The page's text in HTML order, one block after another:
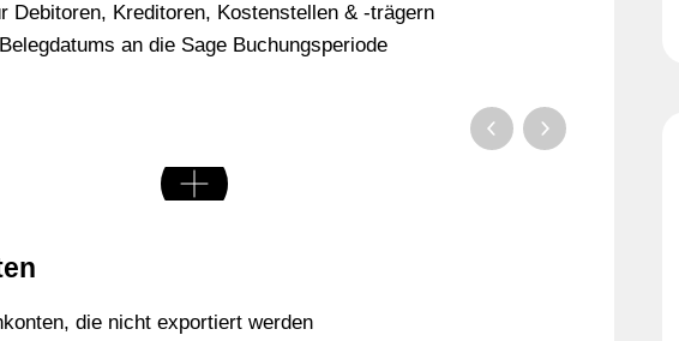
Debitoren, Kreditoren, Kostenstellen & -trägern
an die Sage Buchungsperiode
die nicht exportiert werden